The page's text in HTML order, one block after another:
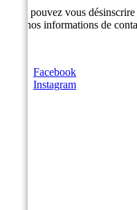
Vous pouvez vous
cela nos informations de
Facebook
Instagram